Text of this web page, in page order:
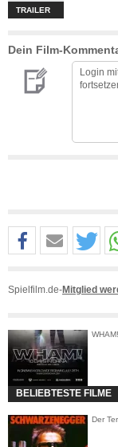
TRAILER
Dein Film-
Login
Spielfilm.de-Mitglied
BELIEBTESTE FILME
Der